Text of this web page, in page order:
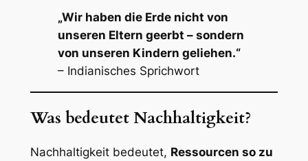
„Wir haben die Erde nicht von
unseren Eltern geerbt – sondern
von unseren Kindern geliehen.“
– Indianisches Sprichwort
Was bedeutet Nachhaltigkeit?
Nachhaltigkeit bedeutet, Ressourcen so zu